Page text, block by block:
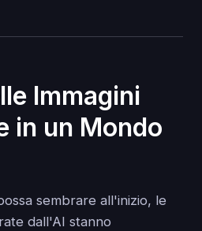
Immagini
in un Mondo
sembrare all'inizio, le
dall'AI stanno